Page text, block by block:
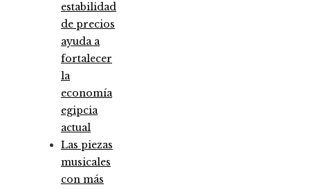
estabilidad
de precios
ayuda a
fortalecer
la
economía
egipcia
actual
Las piezas
musicales
con más